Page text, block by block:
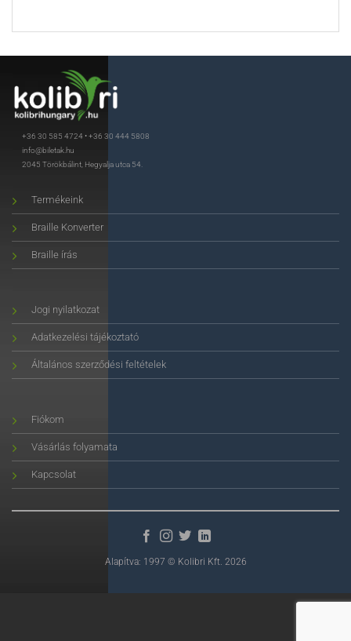
+36 30 585 4724•+36 30 444 5808
info@biletak.hu
2045 Törökbálint, Hegyalja utca 54.
Termékeink
Braille Konverter
Braille írás
Jogi nyilatkozat
Adatkezelési tájékoztató
Általános szerződési feltételek
Fiókom
Vásárlás folyamata
Kapcsolat
Alapítva: 1997 © Kolibri Kft. 2026